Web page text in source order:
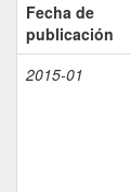
Fecha de
publicación
2015-01